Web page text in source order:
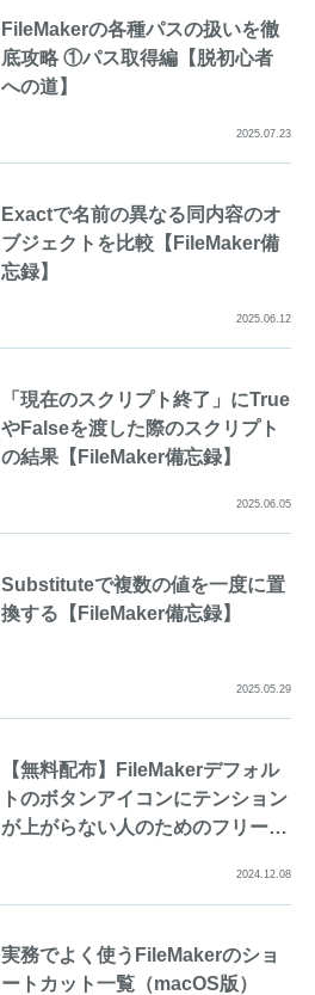
FileMakerの各種パスの扱いを徹
底攻略 ①パス取得編【脱初心者
への道】
2025.07.23
Exactで名前の異なる同内容のオ
ブジェクトを比較【FileMaker備
忘録】
2025.06.12
「現在のスクリプト終了」にTrue
やFalseを渡した際のスクリプト
の結果【FileMaker備忘録】
2025.06.05
Substituteで複数の値を一度に置
換する【FileMaker備忘録】
2025.05.29
【無料配布】FileMakerデフォル
トのボタンアイコンにテンション
が上がらない人のためのフリーア
2024.12.08
実務でよく使うFileMakerのショ
ートカット一覧（macOS版）